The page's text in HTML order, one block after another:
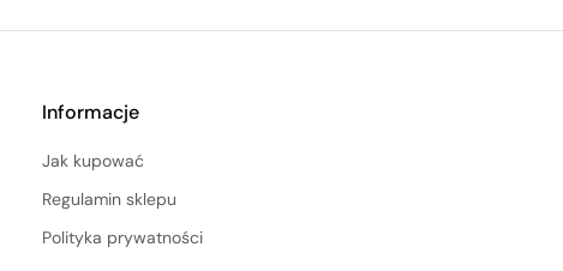
Informacje
Jak kupować
Regulamin sklepu
Polityka prywatności